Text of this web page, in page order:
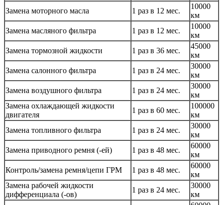
Замена моторного масла 1 раз в 12 мес.
10000
км
Замена масляного фильтра
1 раз в 12 мес.
10000
км
Замена тормозной жидкости
1 раз в 36 мес.
45000
км
Замена салонного фильтра
1 раз в 24 мес.
30000
км
Замена воздушного фильтра
1 раз в 24 мес.
30000
км
Замена охлаждающей жидкости
двигателя
1 раз в 60 мес.
100000
км
Замена топливного фильтра
1 раз в 24 мес.
30000
км
Замена приводного ремня (-ей)
1 раз в 48 мес.
60000
км
Контроль/замена ремня/цепи ГРМ
1 раз в 48 мес.
60000
км
Замена рабочей жидкости
дифференциала (-ов)
1 раз в 24 мес.
30000
км